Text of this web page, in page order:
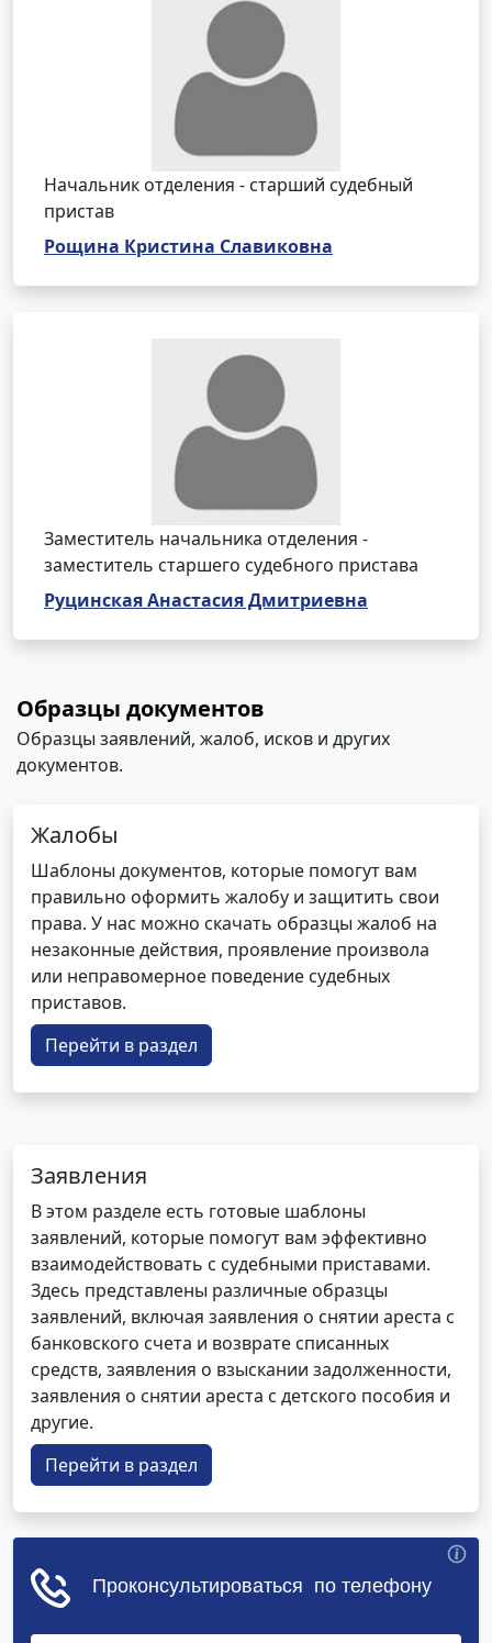
Начальник отделения - старший судебный
пристав
Рощина Кристина Славиковна
Заместитель начальника отделения -
заместитель старшего судебного пристава
Руцинская Анастасия Дмитриевна
Образцы документов
Образцы заявлений, жалоб, исков и других
документов.
Жалобы
Шаблоны документов, которые помогут вам
правильно оформить жалобу и защитить свои
права. У нас можно скачать образцы жалоб на
незаконные действия, проявление произвола
или неправомерное поведение судебных
приставов.
Перейти в раздел
Заявления
В этом разделе есть готовые шаблоны
заявлений, которые помогут вам эффективно
взаимодействовать с судебными приставами.
Здесь представлены различные образцы
заявлений, включая заявления о снятии ареста с
банковского счета и возврате списанных
средств, заявления о взыскании задолженности,
заявления о снятии ареста с детского пособия и
другие.
Перейти в раздел